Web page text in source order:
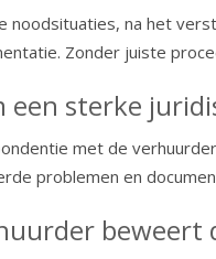
noodsituaties, na het
Zonder juiste
een sterke
met de
problemen en